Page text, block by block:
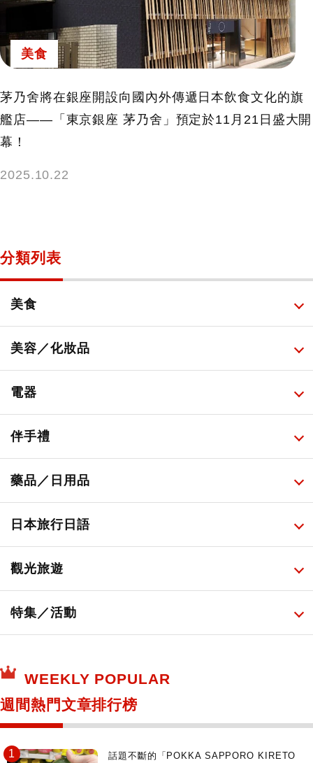
美食
茅乃舍將在銀座開設向國內外傳遞日本飲食文化的旗
艦店——「東京銀座 茅乃舍」預定於11月21日盛大開
幕！
2025.10.22
分類列表
美食
所有
甜點・菓子
人氣店鋪美食
必吃的日式早餐
日本酒達人
美容／化妝品
所有
便利商店化妝品
藥妝店化妝品
電器
所有
健康/美容儀器
廚房家電
伴手禮
所有
伴手禮排行榜
免稅商店
藥品／日用品
所有
百圓商店
日常用藥
日本旅行日語
所有
觀光旅遊
所有
特集／活動
東京百貨店～TOKYO Depart～
WEEKLY POPULAR
週間熱門文章排行榜
話題不斷的「POKKA SAPPORO KIRETO